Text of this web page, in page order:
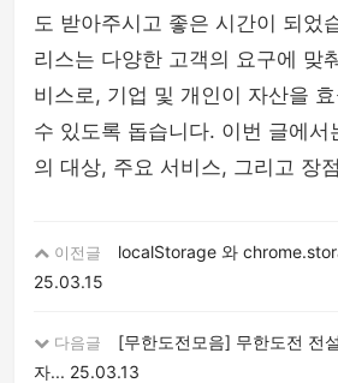
도 받아주시고 좋은 시간이 되었
리스는 다양한 고객의 요구에 맞
비스로, 기업 및 개인이 자산을
수 있도록 돕습니다. 이번 글에서
의 대상, 주요 서비스, 그리고 장
이전글
localStorage 와
25.03.15
다음글
[무한도전모음] 무한도전 전
자... 25.03.13